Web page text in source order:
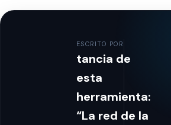
ESCRITO POR
tancia de
esta
herramienta:
“La red de la